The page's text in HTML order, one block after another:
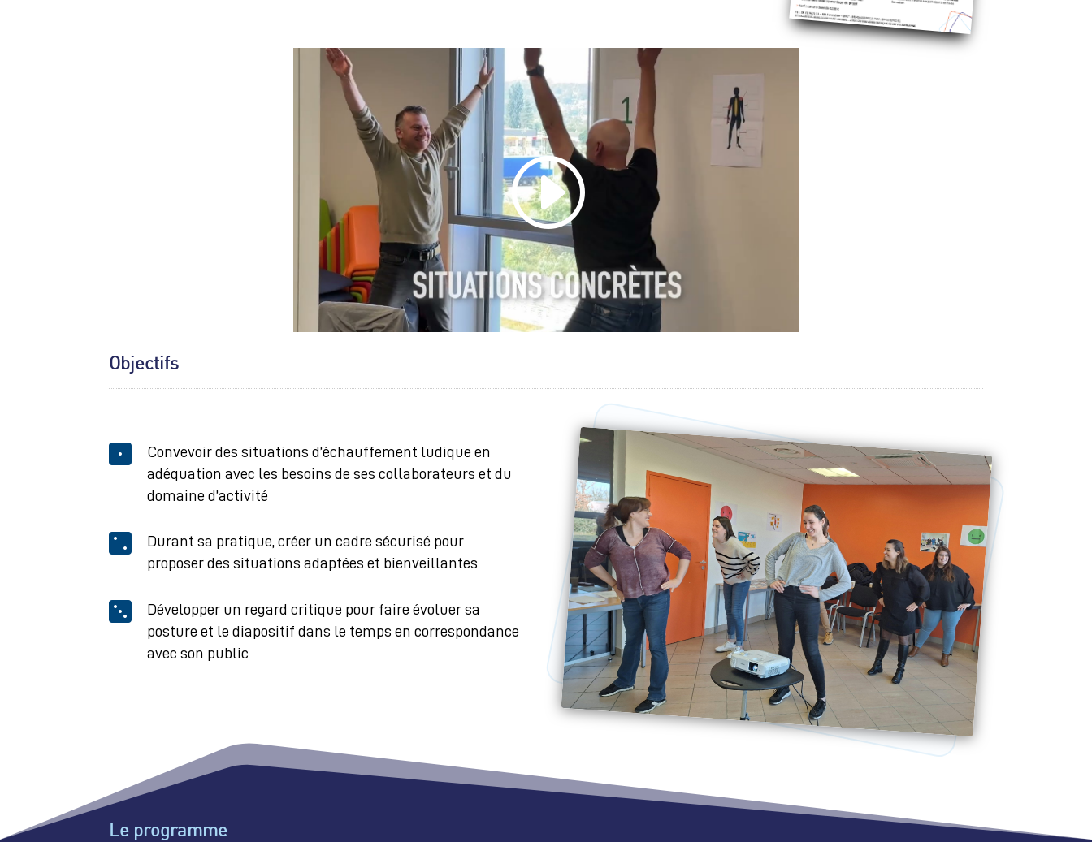
Objectifs

Convevoir des situations d’échauffement ludique en
adéquation avec les besoins de ses collaborateurs et du
domaine d’activité

Durant sa pratique, créer un cadre sécurisé pour
proposer des situations adaptées et bienveillantes

Développer un regard critique pour faire évoluer sa
posture et le diapositif dans le temps en correspondance
avec son public
Le programme